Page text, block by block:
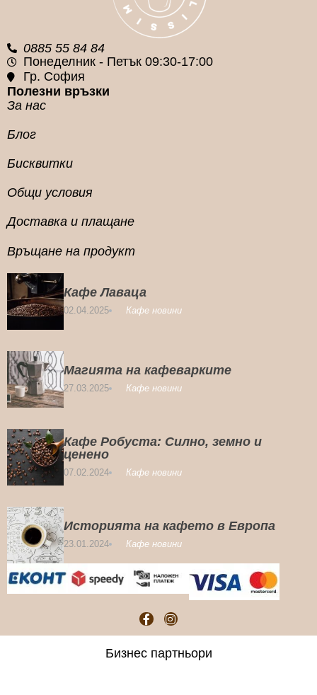
0885 55 84 84
Понеделник - Петък 09:30-17:00
Гр. София
Полезни връзки
За нас
Блог
Бисквитки
Общи условия
Доставка и плащане
Връщане на продукт
Кафе Лаваца
02.04.2025 Кафе новини
Магията на кафеварките
27.03.2025 Кафе новини
Кафе Робуста: Силно, земно и
ценено
07.02.2024 Кафе новини
Историята на кафето в Европа
23.01.2024 Кафе новини
Бизнес партньори